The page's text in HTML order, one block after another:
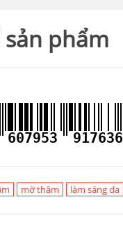
phẩm
607953 917636
mờ thâm làm sáng da